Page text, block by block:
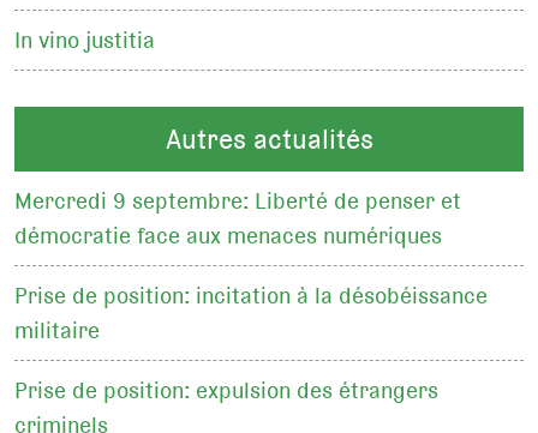
In vino justitia
Autres actualités
Mercredi 9 septembre: Liberté de penser et
démocratie face aux menaces numériques
Prise de position: incitation à la désobéissance
militaire
Prise de position: expulsion des étrangers
criminels